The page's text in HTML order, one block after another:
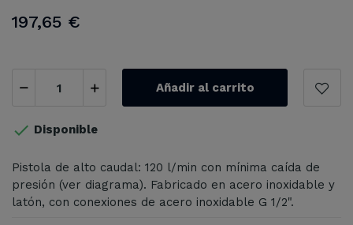
197,65 €
Añadir al carrito
 Disponible
Pistola de alto caudal: 120 l/min con mínima caída de
presión (ver diagrama). Fabricado en acero inoxidable y
latón, con conexiones de acero inoxidable G 1/2".